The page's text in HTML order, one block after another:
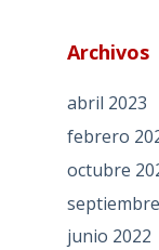
Archivos
abril 2023
febrero
octubre
junio 2022